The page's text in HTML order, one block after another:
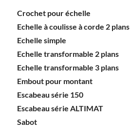
Crochet pour échelle
Echelle à coulisse à corde 2 plans
Echelle simple
Echelle transformable 2 plans
Echelle transformable 3 plans
Embout pour montant
Escabeau série 150
Escabeau série ALTIMAT
Sabot